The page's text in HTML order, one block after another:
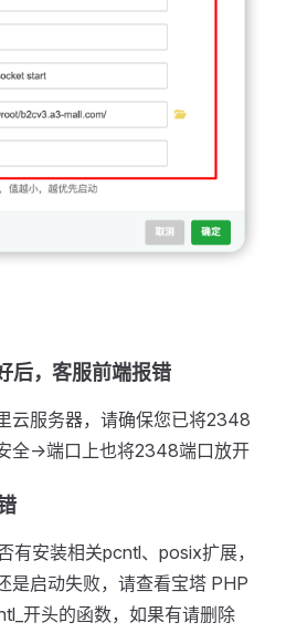
后，客服前端报错
云服务器，请确保您已将2348
全->端口上也将2348端口放开
有安装相关pcntl、posix扩展，
是启动失败，请查看宝塔 PHP
开头的函数，如果有请删除